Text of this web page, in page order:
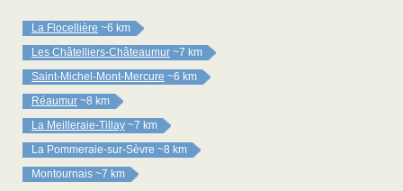
La Flocellière ~6 km
Les Châtelliers-Châteaumur ~7 km
Saint-Michel-Mont-Mercure ~6 km
Réaumur ~8 km
La Meilleraie-Tillay ~7 km
La Pommeraie-sur-Sèvre ~8 km
Montournais ~7 km